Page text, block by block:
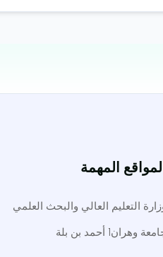
المواقع المهمة
التعليم العالي والبحث العلمي
وهران1 أحمد بن بلة